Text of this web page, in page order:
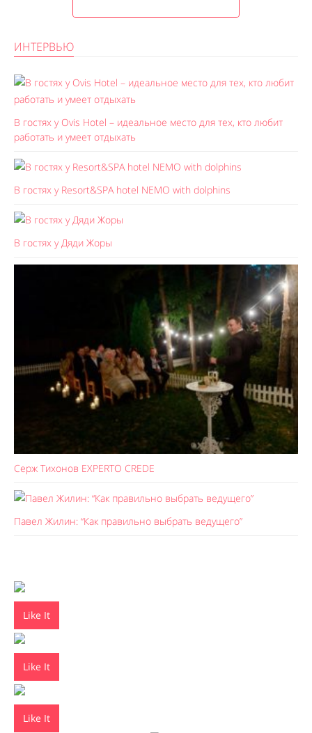
ИНТЕРВЬЮ
В гостях у Ovis Hotel – идеальное место для тех, кто любит
работать и умеет отдыхать
В гостях у Resort&SPA hotel NEMO with dolphins
В гостях у Дяди Жоры
Серж Тихонов EXPERTO CREDE
Павел Жилин: “Как правильно выбрать ведущего”
Like It
Like It
Like It